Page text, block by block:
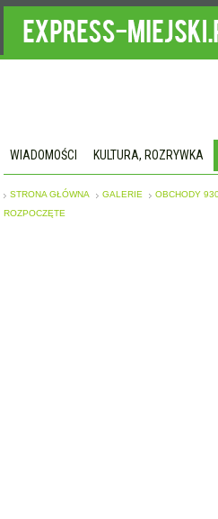
WIADOMOŚCI KULTURA, ROZRYWKA
STRONA GŁÓWNA GALERIE
OBCHODY
ROZPOCZĘTE